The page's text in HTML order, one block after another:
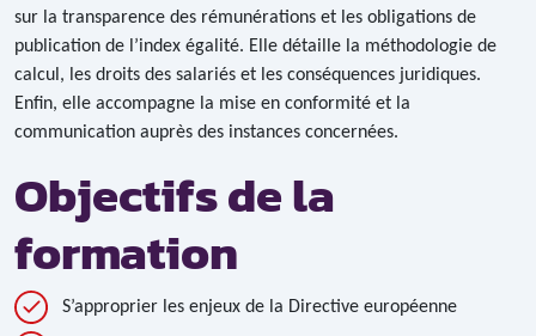
sur la transparence des rémunérations et les obligations de
publication de l’index égalité. Elle détaille la méthodologie de
calcul, les droits des salariés et les conséquences juridiques.
Enfin, elle accompagne la mise en conformité et la
communication auprès des instances concernées.
Objectifs de la
formation
S’approprier les enjeux de la Directive européenne